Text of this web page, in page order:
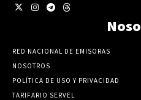
RED NACIONAL DE EMISORAS
NOSOTROS
POLÍTICA DE USO Y PRIVACIDAD
TARIFARIO SERVEL